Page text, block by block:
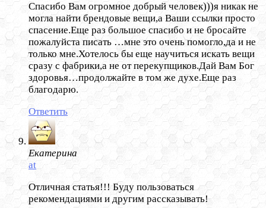
Спасибо Вам огромное добрый человек)))я никак не
могла найти брендовые вещи,а Ваши ссылки просто
спасение.Еще раз большое спасибо и не бросайте
пожалуйста писать …мне это очень помогло,да и не
только мне.Хотелось бы еще научиться искать вещи
сразу с фабрики,а не от перекупщиков.Дай Вам Бог
здоровья…продолжайте в том же духе.Еще раз
благодарю.
Ответить
Екатерина
at
Отличная статья!!! Буду пользоваться
рекомендациями и другим рассказывать!